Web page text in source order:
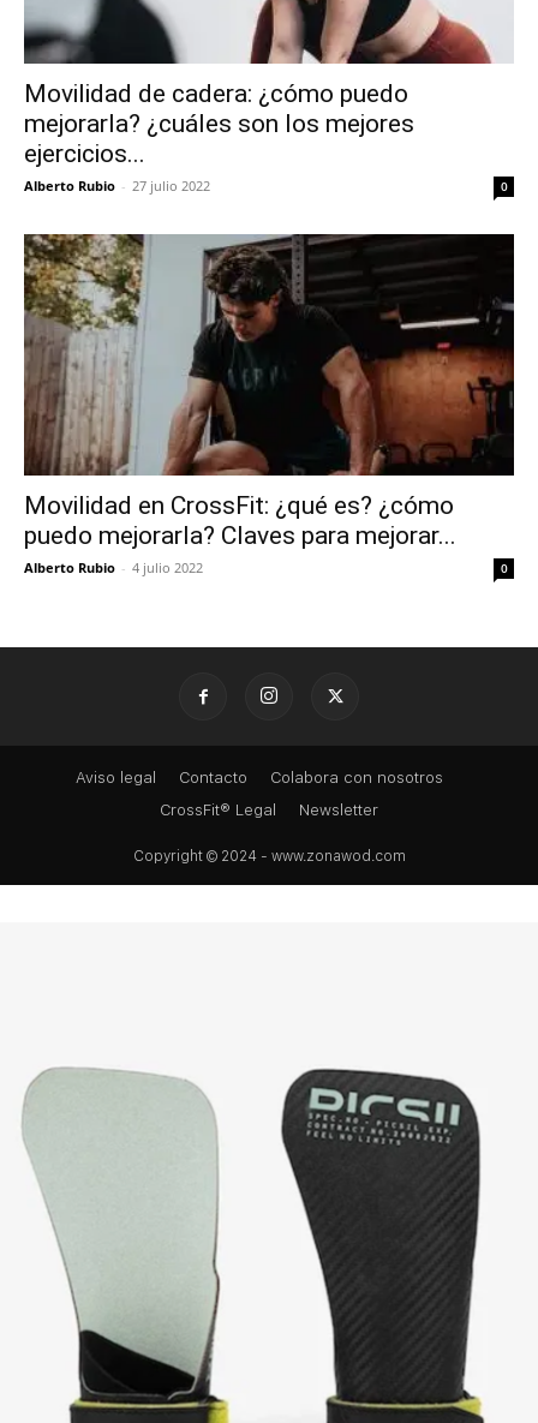
Movilidad de cadera: ¿cómo puedo
mejorarla? ¿cuáles son los mejores
ejercicios...
Alberto Rubio - 27 julio 2022 0
Movilidad en CrossFit: ¿qué es? ¿cómo
puedo mejorarla? Claves para mejorar...
Alberto Rubio - 4 julio 2022 0
Aviso legal Contacto
Colabora con nosotros
CrossFit® Legal
Newsletter
Copyright © 2024 - www.zonawod.com